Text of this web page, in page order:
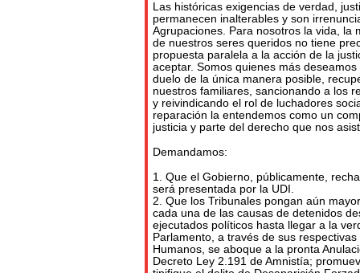
Las históricas exigencias de verdad,
permanecen inalterables y son
Agrupaciones. Para nosotros la vida, la
de nuestros seres queridos no tiene
propuesta paralela a la acción de la
aceptar. Somos quienes más
duelo de la única manera posible,
nuestros familiares, sancionando a los
y reivindicando el rol de luchadores
reparación la entendemos como un
justicia y parte del derecho que nos
Demandamos:
1. Que el Gobierno, públicamente,
será presentada por la UDI.
2. Que los Tribunales pongan aún
cada una de las causas de detenidos
ejecutados políticos hasta llegar a la
Parlamento, a través de sus
Humanos, se aboque a la pronta
Decreto Ley 2.191 de Amnistía;